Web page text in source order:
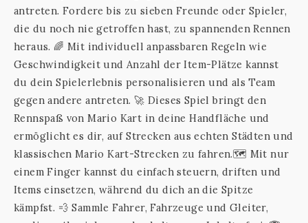
antreten. Fordere bis zu sieben Freunde oder Spieler,
die du noch nie getroffen hast, zu spannenden Rennen
heraus. 🌈 Mit individuell anpassbaren Regeln wie
Geschwindigkeit und Anzahl der Item-Plätze kannst
du dein Spielerlebnis personalisieren und als Team
gegen andere antreten. 🚀 Dieses Spiel bringt den
Rennspaß von Mario Kart in deine Handfläche und
ermöglicht es dir, auf Strecken aus echten Städten und
klassischen Mario Kart-Strecken zu fahren.🗺️ Mit nur
einem Finger kannst du einfach steuern, driften und
Items einsetzen, während du dich an die Spitze
kämpfst. 💨 Sammle Fahrer, Fahrzeuge und Gleiter,